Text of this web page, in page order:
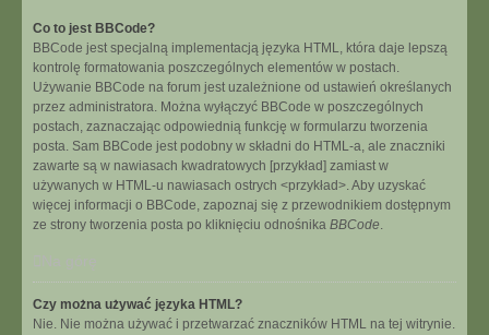
Co to jest BBCode?
BBCode jest specjalną implementacją języka HTML, która daje lepszą
kontrolę formatowania poszczególnych elementów w postach.
Używanie BBCode na forum jest uzależnione od ustawień określanych
przez administratora. Można wyłączyć BBCode w poszczególnych
postach, zaznaczając odpowiednią funkcję w formularzu tworzenia
posta. Sam BBCode jest podobny w składni do HTML-a, ale znaczniki
zawarte są w nawiasach kwadratowych [przykład] zamiast w
używanych w HTML-u nawiasach ostrych <przykład>. Aby uzyskać
więcej informacji o BBCode, zapoznaj się z przewodnikiem dostępnym
ze strony tworzenia posta po kliknięciu odnośnika BBCode.
Czy można używać języka HTML?
Nie. Nie można używać i przetwarzać znaczników HTML na tej witrynie.